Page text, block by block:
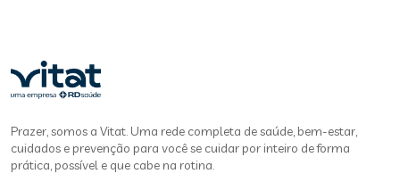
Prazer, somos a Vitat. Uma rede completa de saúde, bem-estar,
cuidados e prevenção para você se cuidar por inteiro de forma
prática, possível e que cabe na rotina.